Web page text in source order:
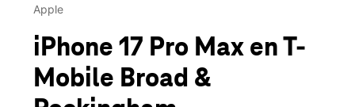
Mié.:
location_on
1219 E Broad Ave Ste B Rockingham, NC 28379
Apple
iPhone 17 Pro Max en T-
Mobile Broad &